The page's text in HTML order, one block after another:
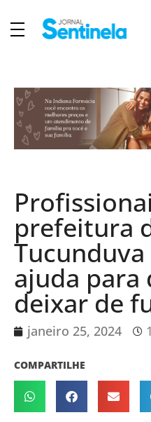
prefeitura
ajuda para
deixar de
janeiro 25, 2024
COMPARTILHE